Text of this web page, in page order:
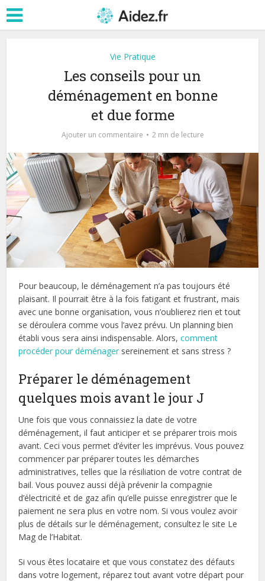
Vie Pratique
Les conseils pour un
déménagement en bonne
et due forme
Ajouter un commentaire 2 mn de lecture
Pour beaucoup, le déménagement n’a pas toujours été
plaisant. Il pourrait être à la fois fatigant et frustrant, mais
avec une bonne organisation, vous n’oublierez rien et tout
se déroulera comme vous l’avez prévu. Un planning bien
établi vous sera ainsi indispensable. Alors,comment
procéder pour déménager sereinement et sans stress ?
Préparer le déménagement
quelques mois avant le jour J
Une fois que vous connaissiez la date de votre
déménagement, il faut anticiper et se préparer trois mois
avant. Ceci vous permet d’éviter les imprévus. Vous pouvez
commencer par préparer toutes les démarches
administratives, telles que la résiliation de votre contrat de
bail. Vous pouvez aussi déjà prévenir la compagnie
d’électricité et de gaz afin qu’elle puisse enregistrer que le
paiement ne sera plus en votre nom. Si vous voulez avoir
plus de détails sur le déménagement, consultez le site Le
Mag de l’Habitat.
Si vous êtes locataire et que vous constatez des défauts
dans votre logement, réparez tout avant votre départ pour